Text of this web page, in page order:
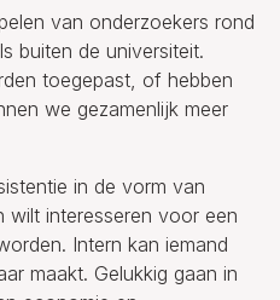
van onderzoekers rond
buiten de universiteit.
toegepast, of hebben
we gezamenlijk meer
in de vorm van
wilt interesseren voor een
Intern kan iemand
maakt. Gelukkig gaan in